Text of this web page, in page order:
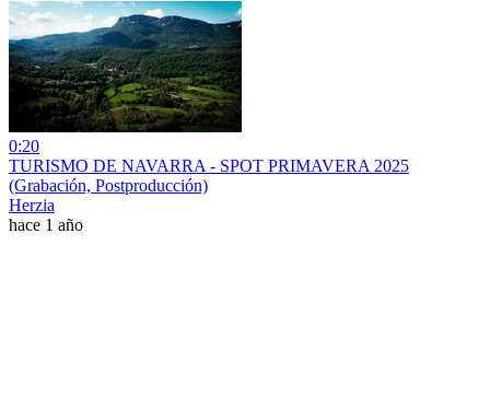
0:20
TURISMO DE NAVARRA - SPOT PRIMAVERA 2025
(Grabación, Postproducción)
Herzia
hace 1 año